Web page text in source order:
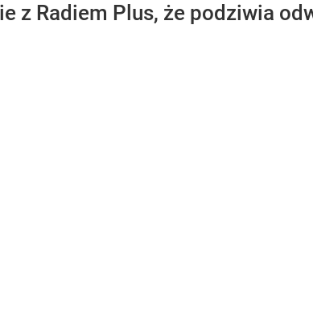
z Radiem Plus, że podziwia